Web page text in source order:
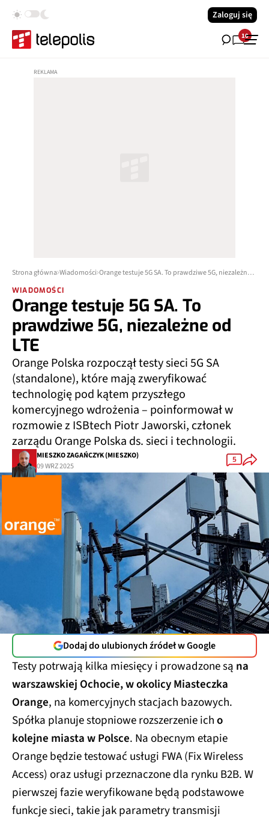
Zaloguj się
10
Strona główna Wiadomości Orange testuje 5G SA. To prawdziwe 5G, niezależne od LTE
WIADOMOŚCI
Orange testuje 5G SA. To
prawdziwe 5G, niezależne od
LTE
Orange Polska rozpoczął testy sieci 5G SA
(standalone), które mają zweryfikować
technologię pod kątem przyszłego
komercyjnego wdrożenia – poinformował w
rozmowie z ISBtech Piotr Jaworski, członek
zarządu Orange Polska ds. sieci i technologii.
MIESZKO ZAGAŃCZYK (MIESZKO)
09 WRZ 2025
5
Dodaj do ulubionych źródeł w Google
Testy potrwają kilka miesięcy i prowadzone są na
warszawskiej Ochocie, w okolicy Miasteczka
Orange, na komercyjnych stacjach bazowych.
Spółka planuje stopniowe rozszerzenie icho
kolejne miasta w Polsce. Na obecnym etapie
Orange będzie testować usługi FWA (Fix Wireless
Access) oraz usługi przeznaczone dla rynku B2B. W
pierwszej fazie weryfikowane będą podstawowe
funkcje sieci, takie jak parametry transmisji